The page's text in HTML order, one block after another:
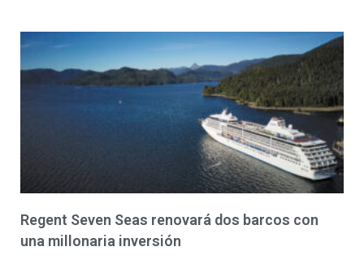
Regent Seven Seas renovará dos barcos con
una millonaria inversión